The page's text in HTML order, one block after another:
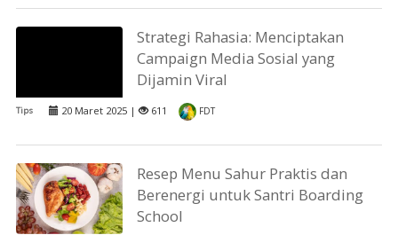
Strategi Rahasia: Menciptakan
Campaign Media Sosial yang
Dijamin Viral
Tips 20 Maret 2025 | 611 FDT
Resep Menu Sahur Praktis dan
Berenergi untuk Santri Boarding
School